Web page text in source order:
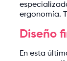
ergonomía.
Diseño
En esta